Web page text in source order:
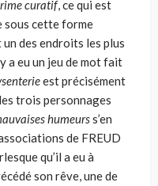
curatif, ce qui est
sous cette forme
des endroits les plus
a eu un jeu de mot fait
est précisément
trois personnages
humeurss’en
de FREUD
qu’il a eu à
son rêve, une de